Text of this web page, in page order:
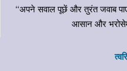
“अपने सवाल पूछें और तुरंत जवाब
आसान और